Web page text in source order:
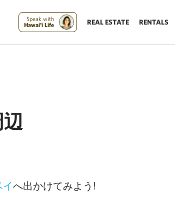
Speak with
Hawai'i Life
REAL ESTATE RENTALS
へ出かけてみよう!